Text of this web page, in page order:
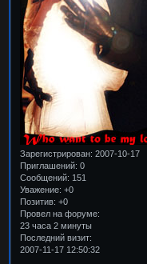
Зарегистрирован: 2007-10-17
Приглашений: 0
Сообщений: 151
Уважение: +0
Позитив: +0
Провел на форуме:
23 часа 2 минуты
Последний визит:
2007-11-17 12:50:32